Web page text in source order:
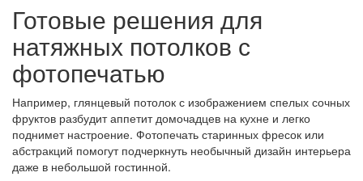
Готовые решения для
натяжных потолков с
фотопечатью
Например, глянцевый потолок с изображением спелых сочных
фруктов разбудит аппетит домочадцев на кухне и легко
поднимет настроение. Фотопечать старинных фресок или
абстракций помогут подчеркнуть необычный дизайн интерьера
даже в небольшой гостинной.